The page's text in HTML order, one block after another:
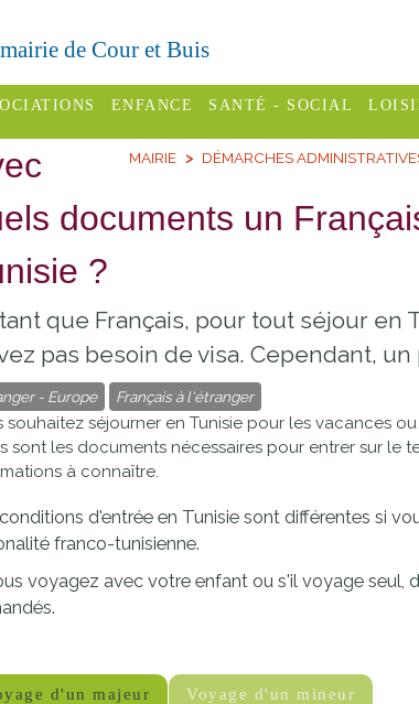
de Cour et Buis
des
Varèze
ENFANCE
Assistantes
Pôle petite
enfance
Etablissements
publics
SANTÉ - SOCIAL
Centres
Conseil
Départemental
Le SSIAD
des Trois
Buis
MAIRIE DÉMARCHES
documents un
?
que Français, pour tout séjour en
pas besoin de visa. Cependant,
- Europe Français à l'étranger
souhaitez séjourner en Tunisie pour les vacances
sont les documents nécessaires pour entrer sur le
à connaître.
d'entrée en Tunisie sont différentes si
franco-tunisienne.
voyagez avec votre enfant ou s'il voyage seul,
d'un majeur Voyage d'un mineur